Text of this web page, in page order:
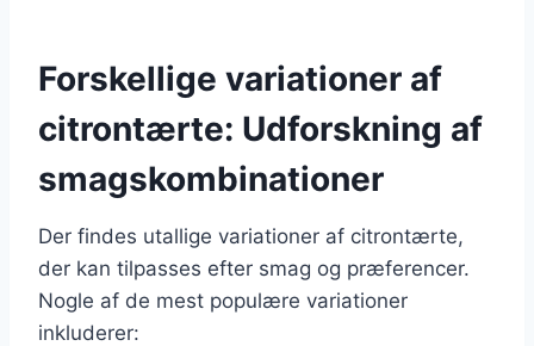
Forskellige variationer af
citrontærte: Udforskning af
smagskombinationer
Der findes utallige variationer af citrontærte,
der kan tilpasses efter smag og præferencer.
Nogle af de mest populære variationer
inkluderer: